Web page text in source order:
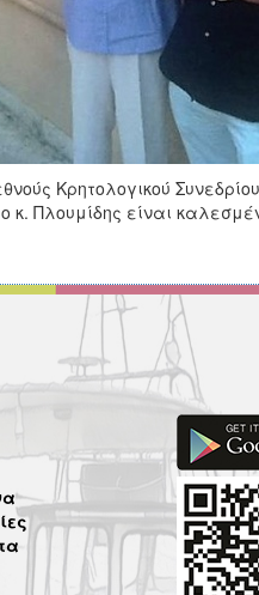
Κρητολογικού
κ. Πλουμίδης είναι